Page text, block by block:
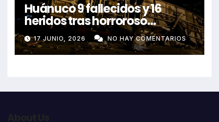
Huánuco 9 fallecidos y 16
heridos tras horroroso
despiste de bus Real Chancas
que impactó contra vivienda
17 JUNIO, 2026 NO HAY COMENTARIOS